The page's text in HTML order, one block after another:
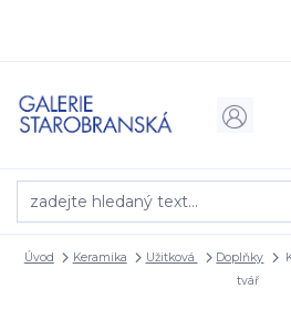
Úvod Keramika Užitková Doplňky
tvář